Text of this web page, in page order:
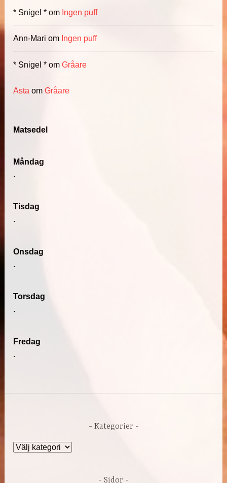
* Snigel * om Ingen puff
Ann-Mari om Ingen puff
* Snigel * omGråare
Asta omGråare
Matsedel
Måndag
.
Tisdag
.
Onsdag
.
Torsdag
.
Fredag
.
Kategorier
Kategorier
Sidor